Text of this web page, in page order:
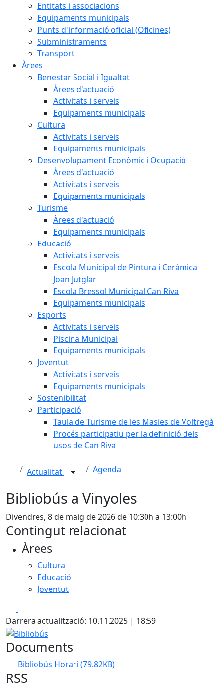
Entitats i associacions
Equipaments municipals
Punts d'informació oficial (Oficines)
Subministraments
Transport
Àrees
Benestar Social i Igualtat
Àrees d'actuació
Activitats i serveis
Equipaments municipals
Cultura
Activitats i serveis
Equipaments municipals
Desenvolupament Econòmic i Ocupació
Àrees d'actuació
Activitats i serveis
Equipaments municipals
Turisme
Àrees d'actuació
Equipaments municipals
Educació
Activitats i serveis
Escola Municipal de Pintura i Ceràmica
Joan Jutglar
Escola Bressol Municipal Can Riva
Equipaments municipals
Esports
Activitats i serveis
Piscina Municipal
Equipaments municipals
Joventut
Activitats i serveis
Equipaments municipals
Sostenibilitat
Participació
Taula de Turisme de les Masies de Voltregà
Procés participatiu per la definició dels
usos de Can Riva
Actualitat Agenda
Bibliobús a Vinyoles
Divendres, 8 de maig de 2026 de 10:30h a 13:00h
Contingut relacionat
Àrees
Cultura
Educació
Joventut
Darrera actualització: 10.11.2025 | 18:59
Bibliobús
Documents
Bibliobús Horari (79.82KB)
RSS